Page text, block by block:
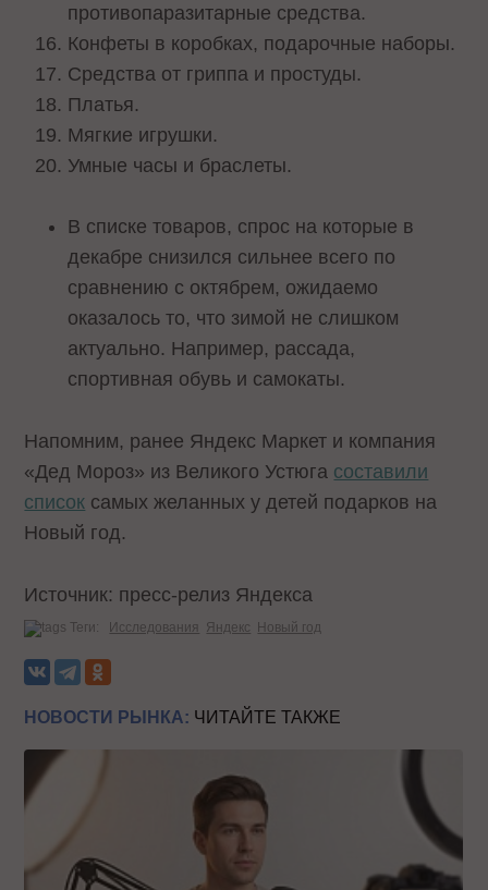
противопаразитарные средства.
Конфеты в коробках, подарочные наборы.
Средства от гриппа и простуды.
Платья.
Мягкие игрушки.
Умные часы и браслеты.
В списке товаров, спрос на которые в
декабре снизился сильнее всего по
сравнению с октябрем, ожидаемо
оказалось то, что зимой не слишком
актуально. Например, рассада,
спортивная обувь и самокаты.
Напомним, ранее Яндекс Маркет и компания
«Дед Мороз» из Великого Устюга составили
список самых желанных у детей подарков на
Новый год.
Источник: пресс-релиз Яндекса
Теги: Исследования Яндекс Новый год
НОВОСТИ РЫНКА: ЧИТАЙТЕ ТАКЖЕ